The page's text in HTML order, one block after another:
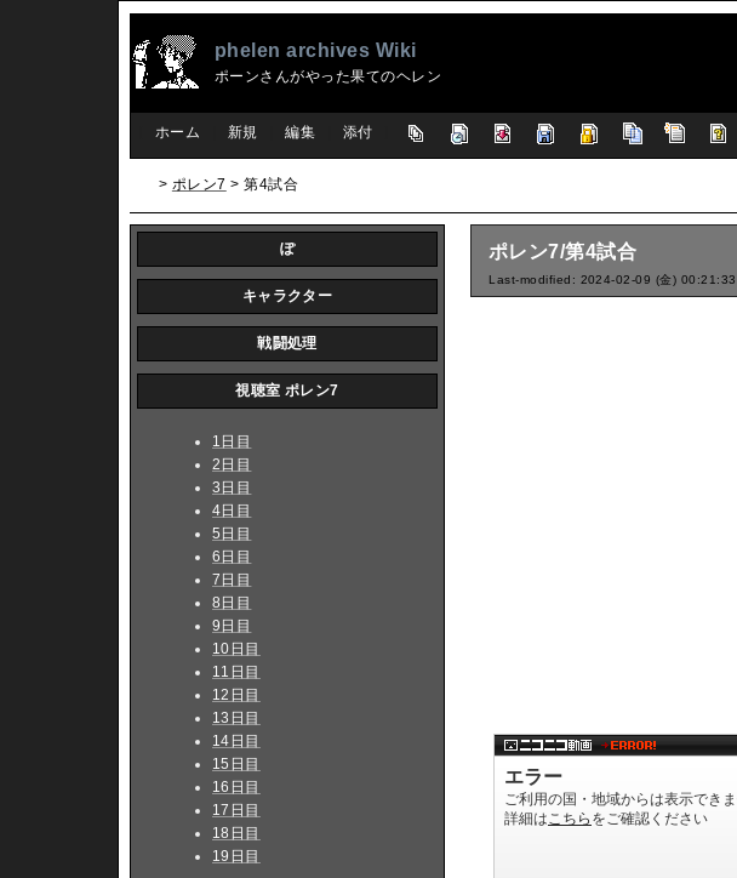
phelen archives Wiki
ポーンさんがやった果てのヘレン
ホーム 新規 編集 添付
> ポレン7 > 第4試合
ポレン7/第4試合
Last-modified: 2024-02-09 (金) 00:21:33
ぽ
キャラクター
戦闘処理
視聴室 ポレン7
1日目
2日目
3日目
4日目
5日目
6日目
7日目
8日目
9日目
10日目
11日目
12日目
13日目
14日目
15日目
16日目
17日目
18日目
19日目